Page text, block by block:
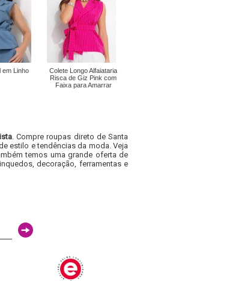
em Linho
Colete Longo Alfaiataria
Risca de Giz Pink com
Faixa para Amarrar
. Compre roupas direto de Santa
estilo e tendências da moda. Veja
temos uma grande oferta de
decoração, ferramentas e